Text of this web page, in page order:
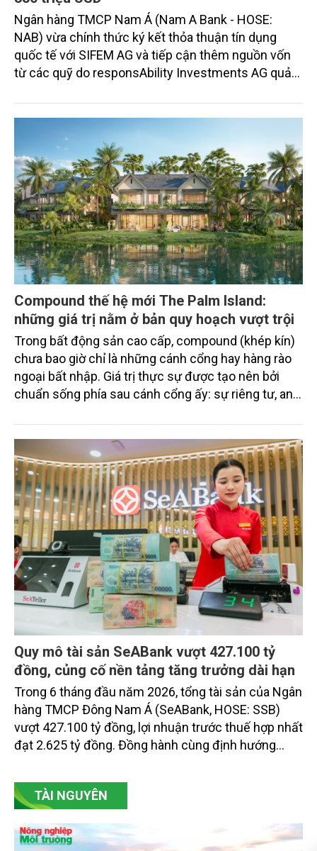
Ngân hàng TMCP Nam Á (Nam A Bank - HOSE:
NAB) vừa chính thức ký kết thỏa thuận tín dụng
quốc tế với SIFEM AG và tiếp cận thêm nguồn vốn
từ các quỹ do responsAbility Investments AG quản
thu hút thành công từ đầu năm đến nay lên gần 350
Compound thế hệ mới The Palm Island:
những giá trị nằm ở bản quy hoạch vượt trội
Trong bất động sản cao cấp, compound (khép kín)
chưa bao giờ chỉ là những cánh cổng hay hàng rào
ngoại bất nhập. Giá trị thực sự được tạo nên bởi
chuẩn sống phía sau cánh cổng ấy: sự riêng tư, an
vụ được thiết kế dành riêng cho họ.
Quy mô tài sản SeABank vượt 427.100 tỷ
đồng, củng cố nền tảng tăng trưởng dài hạn
Trong 6 tháng đầu năm 2026, tổng tài sản của Ngân
hàng TMCP Đông Nam Á (SeABank, HOSE: SSB)
vượt 427.100 tỷ đồng, lợi nhuận trước thuế hợp nhất
đạt 2.625 tỷ đồng. Đồng hành cùng định hướng
SeABank tiếp tục duy trì hoạt động hiệu quả, mở
rộng tín dụng, củng cố nguồn vốn và đảm bảo các
TÀI NGUYÊN